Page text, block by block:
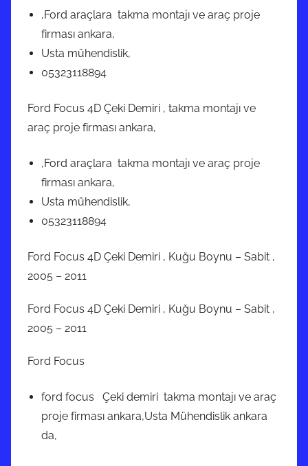
,Ford araçlara takma montajı ve araç proje
firması ankara,
Usta mühendislik,
05323118894
Ford Focus 4D Çeki Demiri , takma montajı ve
araç proje firması ankara,
,Ford araçlara takma montajı ve araç proje
firması ankara,
Usta mühendislik,
05323118894
Ford Focus 4D Çeki Demiri , Kuğu Boynu – Sabit ,
2005 – 2011
Ford Focus 4D Çeki Demiri , Kuğu Boynu – Sabit ,
2005 – 2011
Ford Focus
ford focus Çeki demiri takma montajı ve araç
proje firması ankara,Usta Mühendislik ankara
da,